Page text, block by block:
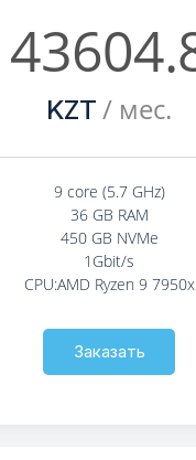
KZT / мес.
9 core (5.7 GHz)
36 GB RAM
450 GB NVMe
1Gbit/s
CPU:AMD Ryzen 9 7950x
Заказать